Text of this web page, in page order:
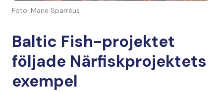
Foto: Marie Sparréus
Baltic Fish-projektet
följade Närfiskprojektets
exempel